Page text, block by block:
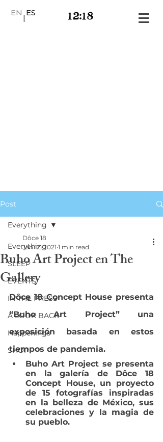
EN ES
|
Post
Everything
SLEEP
EVENTS
IN THE PRESS
A LOOK BACK
Happenings
SHOP
Everything
Buho Art Project en The
Gallery
Dôce 18
Jan 12, 2021 1 min read
Dôce 18 Concept House presenta
“Buho Art Project” una
exposición basada en estos
tiempos de pandemia.
Buho Art Project se presenta
en la galería de Dôce 18
Concept House, un proyecto
de 15 fotografías inspiradas
en la belleza de México, sus
celebraciones y la magia de
su pueblo.